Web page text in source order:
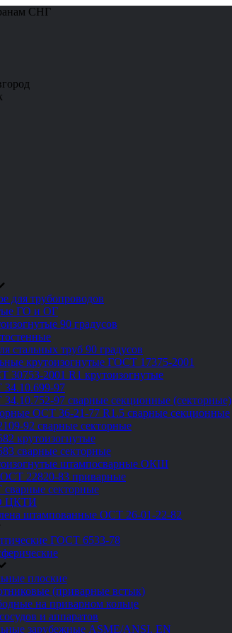
СНГ
для трубопроводов
ГО и ОГ
90 градусов
стальных труб 90 градусов
крутоизогнутые ГОСТ 17375-2001
2001 R1 крутоизогнутые
97
97 сварные секционные (секторные)
ОСТ 36-21-77 R1.5 сварные секционные
92 сварные секторные
крутоизогнутые
сварные секторные
штампосварные ОКШ
22820-83 приварные
секторные
ЦКТИ
штампованные ОСТ 26-01-22-82
ГОСТ 6533-78
плоские
(приварные встык)
на приварном кольце
и аппаратов
зарубежные ASME/ANSI, EN